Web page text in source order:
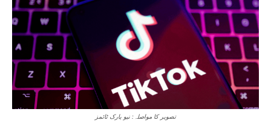
تصویر کا مواصلہ: نیو یارک ٹائمز